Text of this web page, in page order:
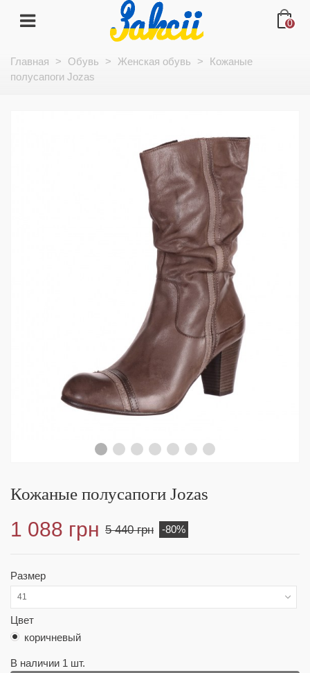
0
Главная > Обувь > Женская обувь >
Кожаные
полусапоги Jozas
Кожаные полусапоги Jozas
1 088 грн 5 440 грн -80%
Размер
41
Цвет
коричневый
В наличии 1 шт.